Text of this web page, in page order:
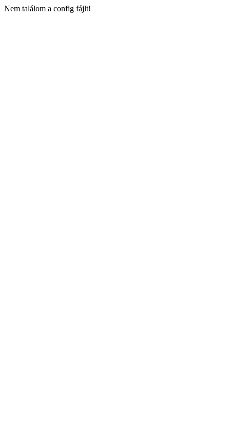
Nem találom a config fájlt!